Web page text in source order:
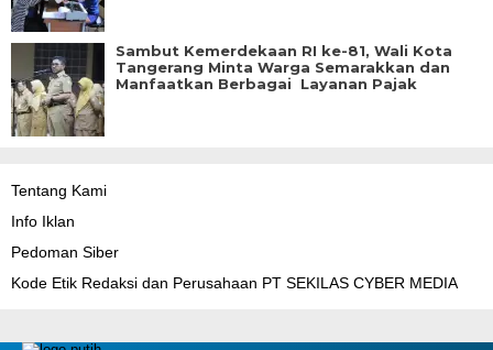
Sambut Kemerdekaan RI ke-81, Wali Kota
Tangerang Minta Warga Semarakkan dan
Manfaatkan Berbagai Layanan Pajak
Tentang Kami
Info Iklan
Pedoman Siber
Kode Etik Redaksi dan Perusahaan PT SEKILAS CYBER MEDIA